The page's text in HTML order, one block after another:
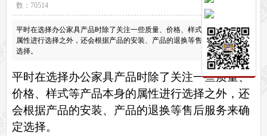
地柜
装饰柜
钢制文件柜
前台接待系列
前台
接待家具
培训家具系列
培训桌
培训椅
公共区域家具系列
高铁车站候车椅
酒店公寓家具
他们正在使用格创家具
数：70514
平时在选择办公家具产品时除了关注一些质量、价格、样式等产品本身的
属性进行选择之外，还会根据产品的安装、产品的退换等售后服务来确定
选择。
平时在选择办公家具产品时除了关注一些质量、
价格、样式等产品本身的属性进行选择之外，还
会根据产品的安装、产品的退换等售后服务来确
定选择。